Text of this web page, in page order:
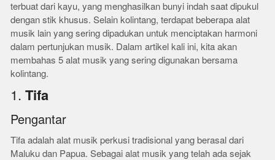
terbuat dari kayu, yang menghasilkan bunyi indah saat dipukul
dengan stik khusus. Selain kolintang, terdapat beberapa alat
musik lain yang sering dipadukan untuk menciptakan harmoni
dalam pertunjukan musik. Dalam artikel kali ini, kita akan
membahas 5 alat musik yang sering digunakan bersama
kolintang.
1.Tifa
Pengantar
Tifa adalah alat musik perkusi tradisional yang berasal dari
Maluku dan Papua. Sebagai alat musik yang telah ada sejak